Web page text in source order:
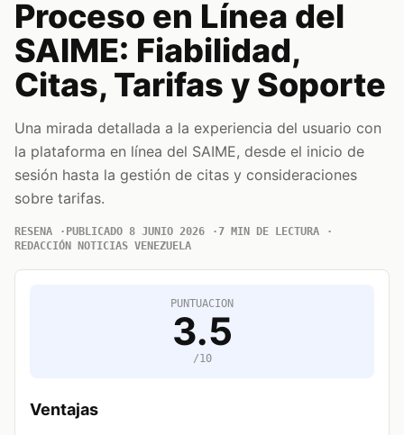
Proceso en Línea del
SAIME: Fiabilidad,
Citas, Tarifas y Soporte
Una mirada detallada a la experiencia del usuario con
la plataforma en línea del SAIME, desde el inicio de
sesión hasta la gestión de citas y consideraciones
sobre tarifas.
RESENA PUBLICADO 8 JUNIO 2026
7 MIN DE LECTURA
REDACCIÓN NOTICIAS VENEZUELA
PUNTUACION
3.5
/10
Ventajas